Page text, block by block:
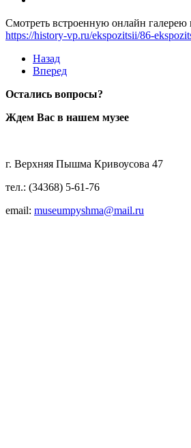
Смотреть встроенную онлайн галерею
https://history-vp.ru/ekspozitsii/86-
Назад
Вперед
Остались вопросы?
Ждем Вас в нашем музее
г. Верхняя Пышма Кривоусова 47
тел.: (34368) 5-61-76
email: museumpyshma@mail.ru